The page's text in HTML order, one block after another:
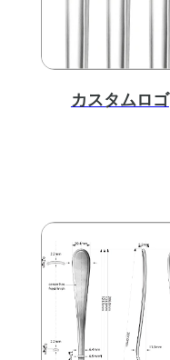
カスタムロゴ